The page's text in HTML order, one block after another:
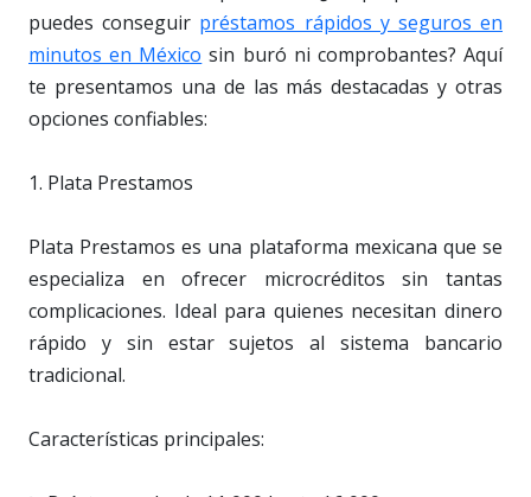
puedes conseguir préstamos rápidos y seguros en
minutos en México sin buró ni comprobantes? Aquí
te presentamos una de las más destacadas y otras
opciones confiables:
1. Plata Prestamos
Plata Prestamos es una plataforma mexicana que se
especializa en ofrecer microcréditos sin tantas
complicaciones. Ideal para quienes necesitan dinero
rápido y sin estar sujetos al sistema bancario
tradicional.
Características principales: